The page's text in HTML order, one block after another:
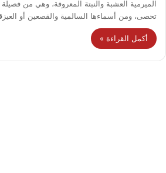
الميرمية العشبة والنبتة المعروفة، وهي من فصيلة
تحصى، ومن أسماءها السالمية والقصعين أو
أكمل القراءة »